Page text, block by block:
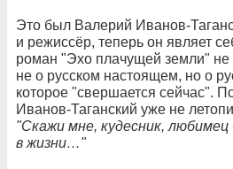
Это был Валерий Иванов-
и режиссёр, теперь он являет
роман "Эхо плачущей земли"
не о русском настоящем, но о
которое "свершается сейчас".
Иванов-Таганский уже не
"Скажи мне, кудесник, любимец
в жизни…"